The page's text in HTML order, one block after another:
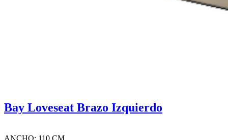
Bay Loveseat Brazo Izquierdo
ANCHO: 110 CM